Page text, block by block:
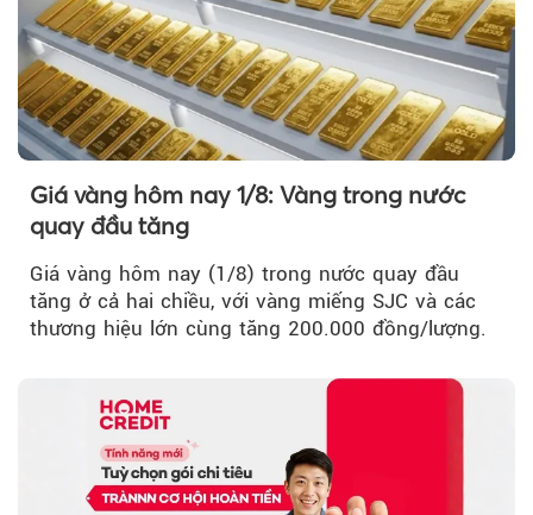
Giá vàng hôm nay 1/8: Vàng trong nước
quay đầu tăng
Giá vàng hôm nay (1/8) trong nước quay đầu
tăng ở cả hai chiều, với vàng miếng SJC và các
thương hiệu lớn cùng tăng 200.000 đồng/lượng.